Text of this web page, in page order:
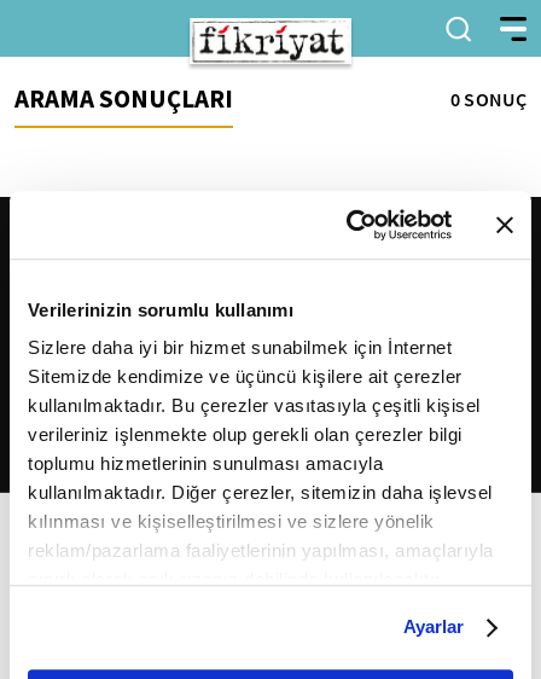
Verilerinizin sorumlu kullanımı
Sizlere daha iyi bir hizmet sunabilmek için İnternet
Sitemizde kendimize ve üçüncü kişilere ait çerezler
kullanılmaktadır. Bu çerezler vasıtasıyla çeşitli kişisel
verileriniz işlenmekte olup gerekli olan çerezler bilgi
toplumu hizmetlerinin sunulması amacıyla
kullanılmaktadır. Diğer çerezler, sitemizin daha işlevsel
kılınması ve kişiselleştirilmesi ve sizlere yönelik
reklam/pazarlama faaliyetlerinin yapılması, amaçlarıyla
belirleyebilirsiniz. Çerezlere ilişkin detaylı bilgi için
Ayarlar butonuna tıklayabilir,Çerez Bilgilendirme
Ayarlar
ARAMA SONUÇLARI 0 SONUÇ
2026Fikriyat. Tüm hakları saklıdır.